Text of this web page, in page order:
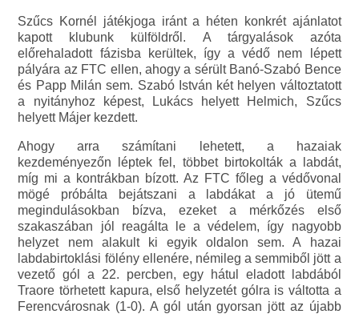
Szűcs Kornél játékjoga iránt a héten konkrét ajánlatot
kapott klubunk külföldről. A tárgyalások azóta
előrehaladott fázisba kerültek, így a védő nem lépett
pályára az FTC ellen, ahogy a sérült Banó-Szabó Bence
és Papp Milán sem. Szabó István két helyen változtatott
a nyitányhoz képest, Lukács helyett Helmich, Szűcs
helyett Májer kezdett.
Ahogy arra számítani lehetett, a hazaiak
kezdeményezőn léptek fel, többet birtokolták a labdát,
míg mi a kontrákban bízott. Az FTC főleg a védővonal
mögé próbálta bejátszani a labdákat a jó ütemű
megindulásokban bízva, ezeket a mérkőzés első
szakaszában jól reagálta le a védelem, így nagyobb
helyzet nem alakult ki egyik oldalon sem. A hazai
labdabirtoklási fölény ellenére, némileg a semmiből jött a
vezető gól a 22. percben, egy hátul eladott labdából
Traore törhetett kapura, első helyzetét gólra is váltotta a
Ferencvárosnak (1-0). A gól után gyorsan jött az újabb